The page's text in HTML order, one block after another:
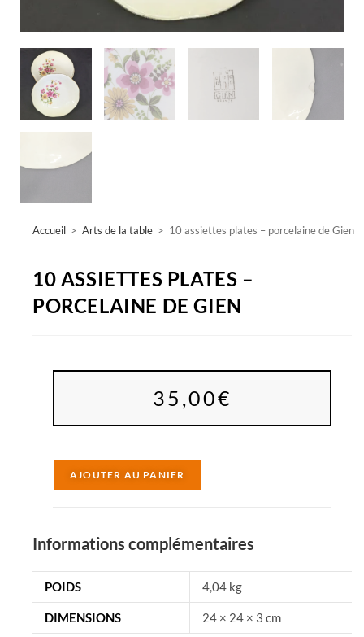
Accueil > Arts de la table > 10 assiettes plates – porcelaine de Gien
10 ASSIETTES PLATES –
PORCELAINE DE GIEN
35,00€
AJOUTER AU PANIER
n
a
t
Informations complémentaires
POIDS 4,04 kg
DIMENSIONS 24 × 24 × 3 cm